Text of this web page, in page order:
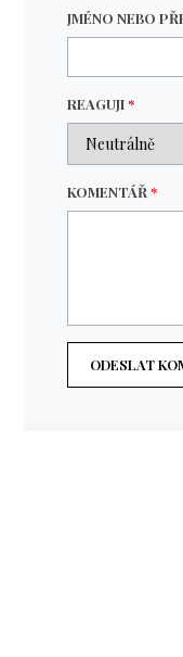
JMÉNO NEBO
REAGUJI*
KOMENTÁŘ*
ODESLAT